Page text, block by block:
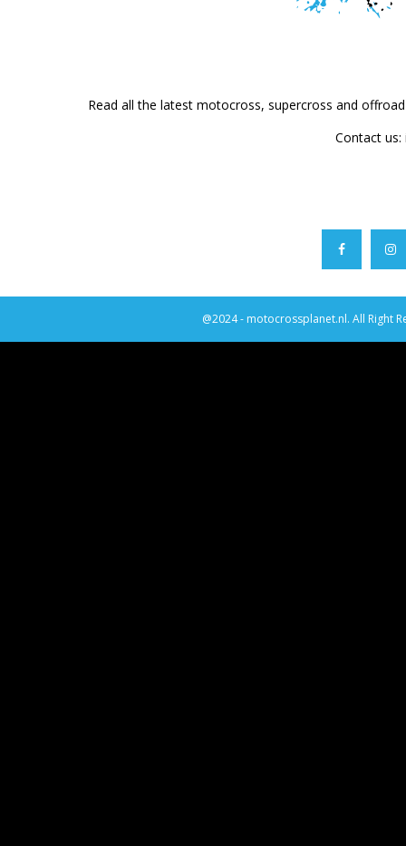
Read all the latest motocross, supercross and
Contact us:
@2024 - motocrossplanet.nl. All Right